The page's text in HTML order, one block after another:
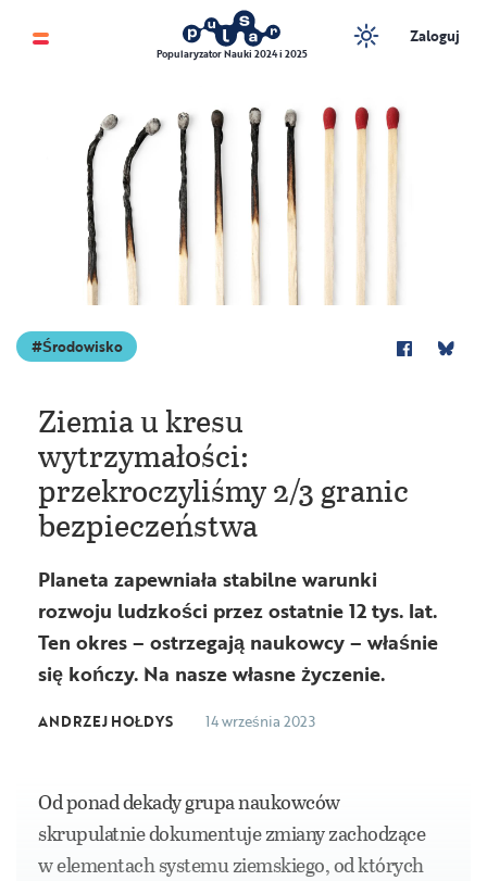
Popularyzator Nauki 2024 i 2025
Zaloguj
Środowisko
Ziemia u kresu
wytrzymałości:
przekroczyliśmy 2/3 granic
bezpieczeństwa
Planeta zapewniała stabilne warunki
rozwoju ludzkości przez ostatnie 12 tys. lat.
Ten okres – ostrzegają naukowcy – właśnie
się kończy. Na nasze własne życzenie.
ANDRZEJ HOŁDYS 14 września 2023
Od ponad dekady grupa naukowców
skrupulatnie dokumentuje zmiany zachodzące
w elementach systemu ziemskiego, od których